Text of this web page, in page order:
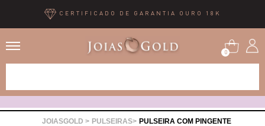
CERTIFICADO DE GARANTIA OURO 18K
0
PULSEIRAS PULSEIRA COM PINGENTE
Anéis